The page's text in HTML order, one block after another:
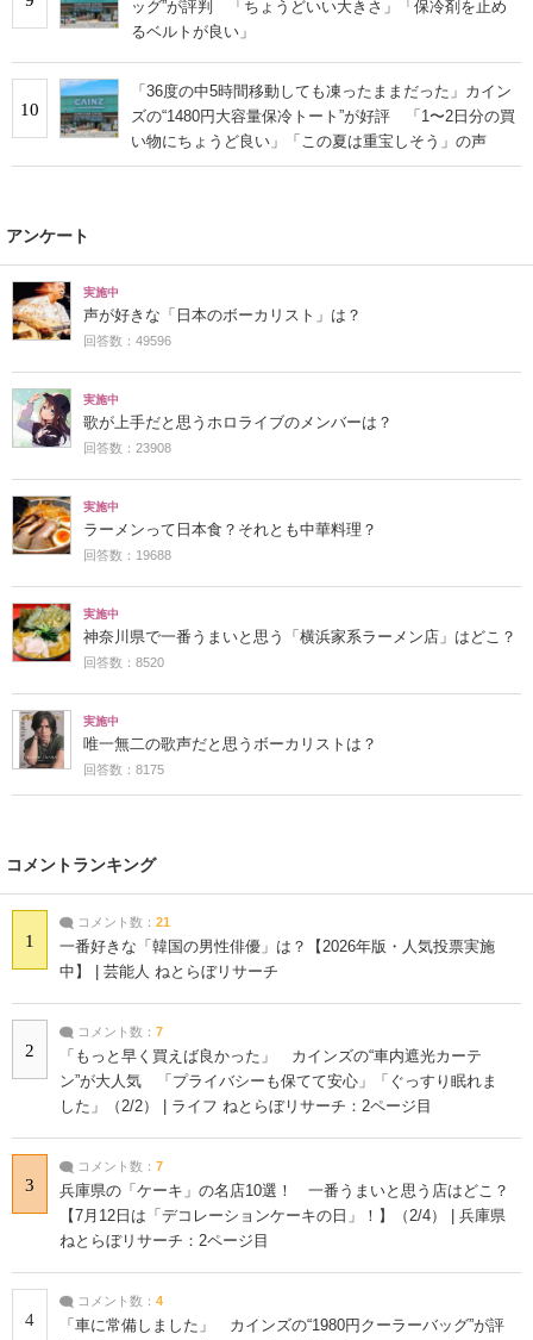
ッグ”が評判 「ちょうどいい大きさ」「保冷剤を止め
るベルトが良い」
10
「36度の中5時間移動しても凍ったままだった」カイン
ズの“1480円大容量保冷トート”が好評 「1〜2日分の買
い物にちょうど良い」「この夏は重宝しそう」の声
アンケート
実施中
声が好きな「日本のボーカリスト」は？
回答数：49596
実施中
歌が上手だと思うホロライブのメンバーは？
回答数：23908
実施中
ラーメンって日本食？それとも中華料理？
回答数：19688
実施中
神奈川県で一番うまいと思う「横浜家系ラーメン店」はどこ？
回答数：8520
実施中
唯一無二の歌声だと思うボーカリストは？
回答数：8175
コメントランキング
1
コメント数： 21
一番好きな「韓国の男性俳優」は？【2026年版・人気投票実施
中】 | 芸能人 ねとらぼリサーチ
2
コメント数： 7
「もっと早く買えば良かった」 カインズの“車内遮光カーテ
ン”が大人気 「プライバシーも保てて安心」「ぐっすり眠れま
した」（2/2） | ライフ ねとらぼリサーチ：2ページ目
3
コメント数： 7
兵庫県の「ケーキ」の名店10選！ 一番うまいと思う店はどこ？
【7月12日は「デコレーションケーキの日」！】（2/4） | 兵庫県
ねとらぼリサーチ：2ページ目
4
コメント数： 4
「車に常備しました」 カインズの“1980円クーラーバッグ”が評